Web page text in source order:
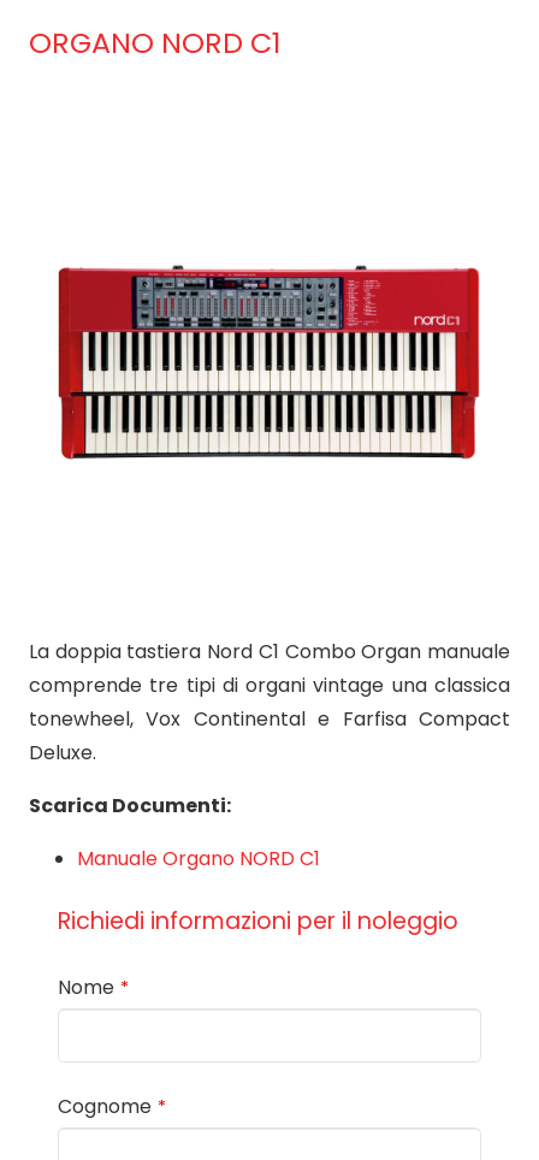
ORGANO NORD C1
La doppia tastiera Nord C1 Combo Organ manuale
comprende tre tipi di organi vintage una classica
tonewheel, Vox Continental e Farfisa Compact
Deluxe.
Scarica Documenti:
Manuale Organo NORD C1
Richiedi informazioni per il noleggio
Nome *
Cognome *